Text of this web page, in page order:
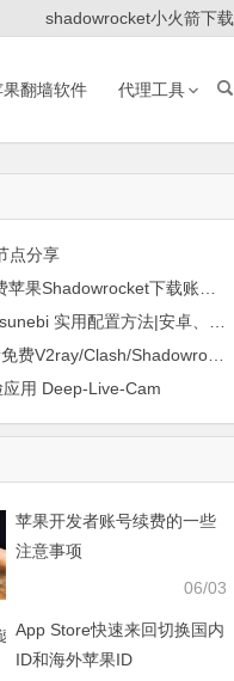
shadowrocket小火箭下载
果翻墙软件 代理工具
点分享
2025年4月最新免费V2ray/Clash/Shadowrocket节点订阅
用 Deep-Live-Cam
苹果开发者账号续费的一些
注意事项
06/03
App Store快速来回切换国内
ID和海外苹果ID